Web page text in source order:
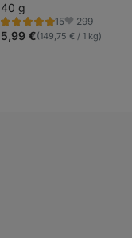
Farmen auf den
Färöer‑Inseln
40 g
15
Bewertung
4.8/5,
15
Favoriten
299
5,99 €(149,75 € / 1 kg)